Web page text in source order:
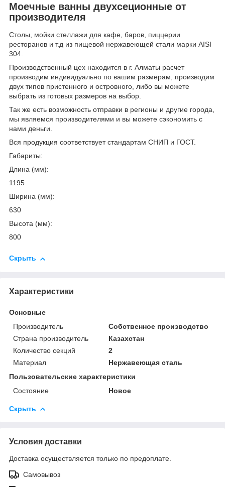
Моечные ванны двухсеционные от
производителя
Столы, мойки стеллажи для кафе, баров, пиццерии
ресторанов и т.д из пищевой нержавеющей стали марки AISI
304.
Производственный цех находится в г. Алматы расчет
производим индивидуально по вашим размерам, производим
двух типов пристенного и островного, либо вы можете
выбрать из готовых размеров на выбор.
Так же есть возможность отправки в регионы и другие города,
мы являемся производителями и вы можете сэкономить с
нами деньги.
Вся продукция соответствует стандартам СНИП и ГОСТ.
Габариты:
Длина (мм):
1195
Ширина (мм):
630
Высота (мм):
800
Скрыть
Характеристики
Основные
Производитель
Собственное производство
Страна производитель
Казахстан
Количество секций
2
Материал
Нержавеющая сталь
Пользовательские характеристики
Состояние
Новое
Скрыть
Условия доставки
Доставка осуществляется только по предоплате.
Самовывоз